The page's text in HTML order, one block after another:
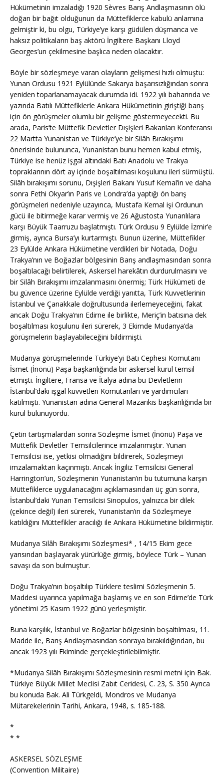
Hükümetinin imzaladığı 1920 Sèvres Barış Andlaşmasının ölü
doğan bir bağıt olduğunun da Müttefiklerce kabulü anlamına
gelmiştir ki, bu olgu, Türkiye’ye karşı güdülen düşmanca ve
haksız politikaların baş aktörü İngiltere Başkanı Lloyd
Georges’un çekilmesine başlıca neden olacaktır.
Böyle bir sözleşmeye varan olayların gelişmesi hızlı olmuştu:
Yunan Ordusu 1921 Eylülünde Sakarya başarısızlığından sonra
yeniden toparlanamayacak durumda idi. 1922 yılı baharında ve
yazında Batılı Müttefiklerle Ankara Hükümetinin giriştiği barış
için ön görüşmeler olumlu bir gelişme göstermeyecekti. Bu
arada, Paris’te Müttefik Devletler Dışişleri Bakanları Konferansı
22 Martta Yunanistan ve Türkiye’ye bir Silâh Bırakışımı
önerisinde bulununca, Yunanistan bunu hemen kabul etmiş,
Türkiye ise henüz işgal altındaki Batı Anadolu ve Trakya
topraklarının dört ay içinde boşaltılması koşulunu ileri sürmüştü.
Silâh bırakışımı sorunu, Dışişleri Bakanı Yusuf Kemal’in ve daha
sonra Fethi Okyar’ın Paris ve Londra’da yaptığı ön barış
görüşmeleri nedeniyle uzayınca, Mustafa Kemal işi Ordunun
gücü ile bitirmeğe karar vermiş ve 26 Ağustosta Yunanlılara
karşı Büyük Taarruzu başlatmıştı. Türk Ordusu 9 Eylülde İzmir’e
girmiş, ayrıca Bursa’yı kurtarmıştı. Bunun üzerine, Müttefikler
23 Eylülde Ankara Hükümetine verdikleri bir Notada, Doğu
Trakya’nın ve Boğazlar bölgesinin Barış andlaşmasından sonra
boşaltılacağı belirtilerek, Askersel harekâtın durdurulmasını ve
bir Silâh Bırakışımı imzalanmasını önermiş; Türk Hükümeti de
bu güvence üzerine Eylülde verdiği yanıtta, Türk Kuvvetlerinin
İstanbul ve Çanakkale doğrultusunda ilerlemeyeceğini, fakat
ancak Doğu Trakya’nın Edirne ile birlikte, Meriç’in batısına dek
boşaltılması koşulunu ileri sürerek, 3 Ekimde Mudanya’da
görüşmelerin başlayabileceğini bildirmişti.
Mudanya görüşmelerinde Türkiye’yi Batı Cephesi Komutanı
İsmet (İnönü) Paşa başkanlığında bir askersel kurul temsil
etmişti. İngiltere, Fransa ve İtalya adına bu Devletlerin
İstanbul’daki işgal kuvvetleri Komutanları ve yardımcıları
katılmıştı. Yunanistan adına General Mazarikis başkanlığında bir
kurul bulunuyordu.
Çetin tartışmalardan sonra Sözleşme İsmet (İnönü) Paşa ve
Müttefik Devletler Temsilcilerince imzalanmıştır. Yunan
Temsilcisi ise, yetkisi olmadığını bildirerek, Sözleşmeyi
imzalamaktan kaçınmıştı. Ancak İngiliz Temsilcisi General
Harrington’un, Sözleşmenin Yunanistan’ın bu tutumuna karşın
Müttefiklerce uygulanacağını açıklamasından üç gün sonra,
İstanbul’daki Yunan Temsilcisi Sinopulos, yalnızca bir dilek
(çekince değil) ileri sürerek, Yunanistan’ın da Sözleşmeye
katıldığını Müttefikler aracılığı ile Ankara Hükümetine bildirmiştir.
Mudanya Silâh Bırakışımı Sözleşmesi* , 14/15 Ekim gece
yarısından başlayarak yürürlüğe girmiş, böylece Türk – Yunan
savaşı da son bulmuştur.
Doğu Trakya’nın boşaltılıp Türklere teslimi Sözleşmenin 5.
Maddesi uyarınca yapılmağa başlamış ve en son Edirne’de Türk
yönetimi 25 Kasım 1922 günü yerleşmiştir.
Buna karşılık, İstanbul ve Boğazlar bölgesinin boşaltılması, 11.
Madde ile, Barış Andlaşmasından sonraya bırakıldığından, bu
ancak 1923 yılı Ekiminde gerçekleştirilebilmiştir.
*Mudanya Silâh Bırakışımı Sözleşmesinin resmi metni için Bak.
Türkiye Büyük Millet Meclisi Zabıt Ceridesi, C. 23, S. 350 Ayrıca
bu konuda Bak. Ali Türkgeldi, Mondros ve Mudanya
Mütarekelerinin Tarihi, Ankara, 1948, s. 185-188.
*
* *
ASKERSEL SÖZLEŞME
(Convention Militaire)